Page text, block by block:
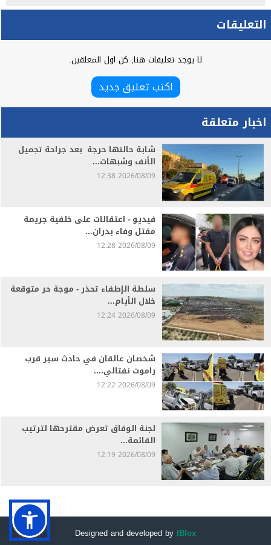
التعليقات
لا يوجد تعليقات هنا, كن اول المعلقين.
اكتب تعليق جديد
اخبار متعلقة
شابة حالتها حرجة بعد جراحة تجميل
الأنف وشبهات...
2026/08/09 12:38
فيديو - اعتقالات على خلفية جريمة
مقتل وفاء بدران...
2026/08/09 12:28
سلطة الإطفاء تحذر - موجة حر متوقعة
خلال الأيام...
2026/08/09 12:24
شخصان عالقان في حادث سير قرب
راموت نفتالي،...
2026/08/09 12:22
لجنة الوفاق تعرض مقترحها لترتيب
القائمة...
2026/08/09 12:19
Designed and developed by IBlox